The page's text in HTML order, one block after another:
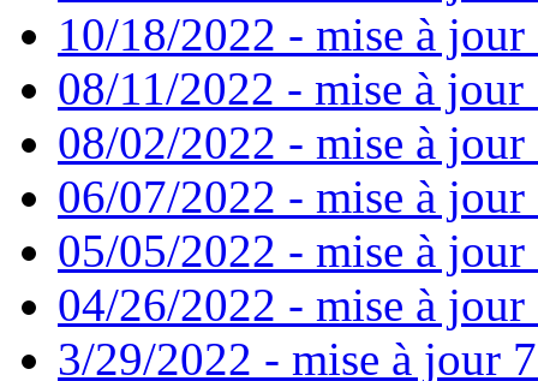
10/18/2022 - mise à jour
08/11/2022 - mise à jour
08/02/2022 - mise à
06/07/2022 - mise à jour
05/05/2022 - mise à jour
04/26/2022 - mise à jour
3/29/2022 - mise à jour